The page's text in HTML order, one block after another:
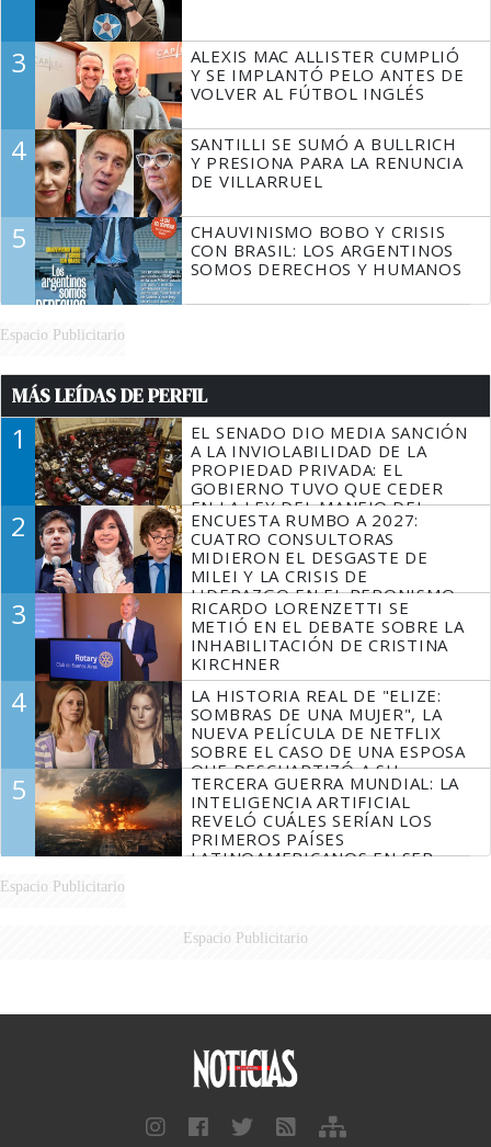
3
ALEXIS MAC ALLISTER CUMPLIÓ
Y SE IMPLANTÓ PELO ANTES DE
VOLVER AL FÚTBOL INGLÉS
4
SANTILLI SE SUMÓ A BULLRICH
Y PRESIONA PARA LA RENUNCIA
DE VILLARRUEL
5
CHAUVINISMO BOBO Y CRISIS
CON BRASIL: LOS ARGENTINOS
SOMOS DERECHOS Y HUMANOS
Espacio Publicitario
MÁS LEÍDAS DE PERFIL
1
EL SENADO DIO MEDIA SANCIÓN
A LA INVIOLABILIDAD DE LA
PROPIEDAD PRIVADA: EL
GOBIERNO TUVO QUE CEDER
EN LA LEY DEL MANEJO DEL
FUEGO
2
ENCUESTA RUMBO A 2027:
CUATRO CONSULTORAS
MIDIERON EL DESGASTE DE
MILEI Y LA CRISIS DE
LIDERAZGO EN EL PERONISMO
3
RICARDO LORENZETTI SE
METIÓ EN EL DEBATE SOBRE LA
INHABILITACIÓN DE CRISTINA
KIRCHNER
4
LA HISTORIA REAL DE "ELIZE:
SOMBRAS DE UNA MUJER", LA
NUEVA PELÍCULA DE NETFLIX
SOBRE EL CASO DE UNA ESPOSA
QUE DESCUARTIZÓ A SU
MARIDO
5
TERCERA GUERRA MUNDIAL: LA
INTELIGENCIA ARTIFICIAL
REVELÓ CUÁLES SERÍAN LOS
PRIMEROS PAÍSES
LATINOAMERICANOS EN SER
Espacio Publicitario
Espacio Publicitario